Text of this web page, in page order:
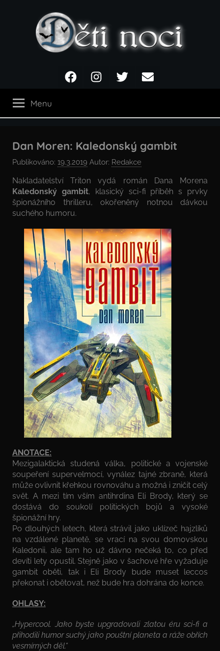
noci
FacebookInstagramTwitter Email
Menu
Dan Moren: Kaledonský gambit
Publikováno: 19.3.2019 Autor: Redakce
Nakladatelství Triton vydá román Dana Morena
Kaledonský gambit, klasický sci-fi příběh s prvky
špionážního thrilleru, okořeněný notnou dávkou
suchého humoru.
ANOTACE:
Mezigalaktická studená válka, politické a vojenské
soupeření supervelmocí, vynález tajné zbraně, která
může ovlivnit křehkou rovnováhu a možná i zničit celý
svět. A mezi tím vším antihrdina Eli Brody, který se
dostává do soukolí politických bojů a vysoké
špionážní hry.
Po dlouhých letech, která strávil jako uklízeč hajzlíků
na vzdálené planetě, se vrací na svou domovskou
Kaledonii, ale tam ho už dávno nečeká to, co před
devíti lety opustil. Stejně jako v šachové hře vyžaduje
gambit oběti, tak i Eli Brody bude muset leccos
překonat i obětovat, než bude hra dohrána do konce.
OHLASY:
„Hypercool. Jako byste upgradovali zlatou éru sci-fi a
přihodili humor suchý jako pouštní planeta a ráže obřích
vesmírných děl.“